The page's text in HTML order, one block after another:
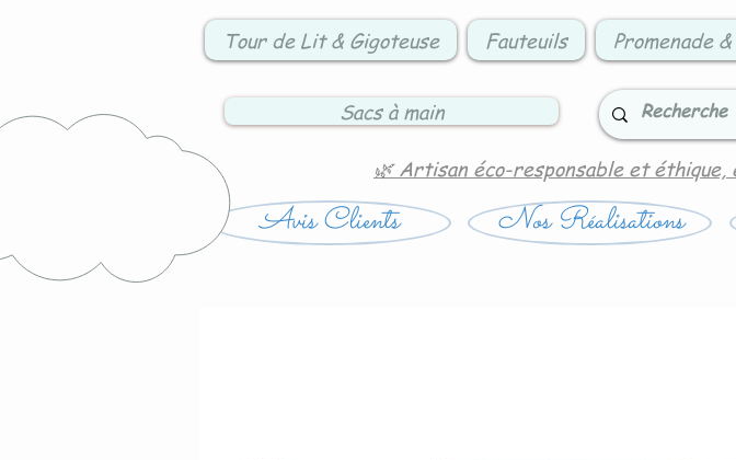
Tour de Lit & Gigoteuse Fauteuils Promenade
Sacs à main
🌿 Artisan éco-responsable et éthique,
Avis Clients Nos Réalisations